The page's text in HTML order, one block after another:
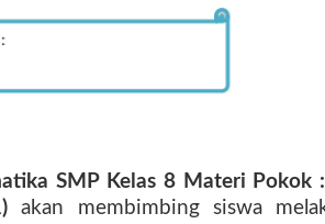
SMP Kelas 8 Materi Pokok
akan membimbing siswa